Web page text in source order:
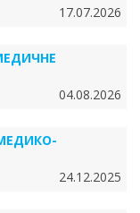
17.07.2026
04.08.2026
24.12.2025